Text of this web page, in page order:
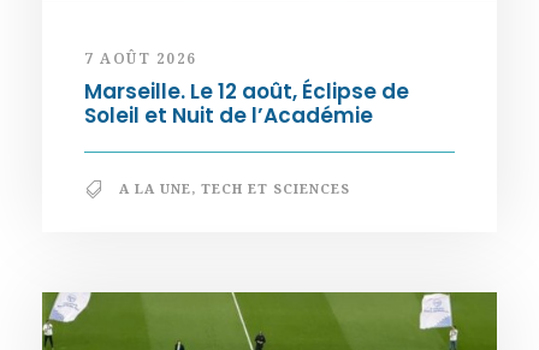
7 AOÛT 2026
Marseille. Le 12 août, Éclipse de
Soleil et Nuit de l’Académie
A LA UNE, TECH ET SCIENCES